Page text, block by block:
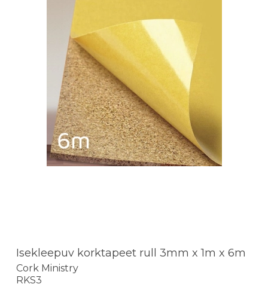
Isekleepuv korktapeet rull 3mm x 1m x 6m
Cork Ministry
RKS3